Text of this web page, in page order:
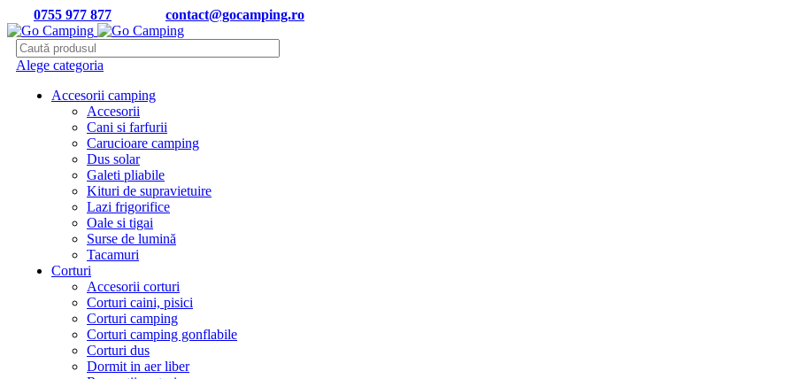
0755 977 877 contact@gocamping.ro
Alege categoria
Accesorii camping
Accesorii
Cani si farfurii
Carucioare camping
Dus solar
Galeti pliabile
Kituri de supravietuire
Lazi frigorifice
Oale si tigai
Surse de lumină
Tacamuri
Corturi
Accesorii corturi
Corturi caini, pisici
Corturi camping
Corturi camping gonflabile
Corturi dus
Dormit in aer liber